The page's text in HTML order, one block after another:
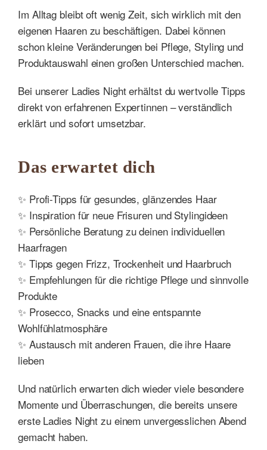
Im Alltag bleibt oft wenig Zeit, sich wirklich mit den
eigenen Haaren zu beschäftigen. Dabei können
schon kleine Veränderungen bei Pflege, Styling und
Produktauswahl einen großen Unterschied machen.
Bei unserer Ladies Night erhältst du wertvolle Tipps
direkt von erfahrenen Expertinnen – verständlich
erklärt und sofort umsetzbar.
Das erwartet dich
✨ Profi-Tipps für gesundes, glänzendes Haar
✨ Inspiration für neue Frisuren und Stylingideen
✨ Persönliche Beratung zu deinen individuellen
Haarfragen
✨ Tipps gegen Frizz, Trockenheit und Haarbruch
✨ Empfehlungen für die richtige Pflege und sinnvolle
Produkte
✨ Prosecco, Snacks und eine entspannte
Wohlfühlatmosphäre
✨ Austausch mit anderen Frauen, die ihre Haare
lieben
Und natürlich erwarten dich wieder viele besondere
Momente und Überraschungen, die bereits unsere
erste Ladies Night zu einem unvergesslichen Abend
gemacht haben.